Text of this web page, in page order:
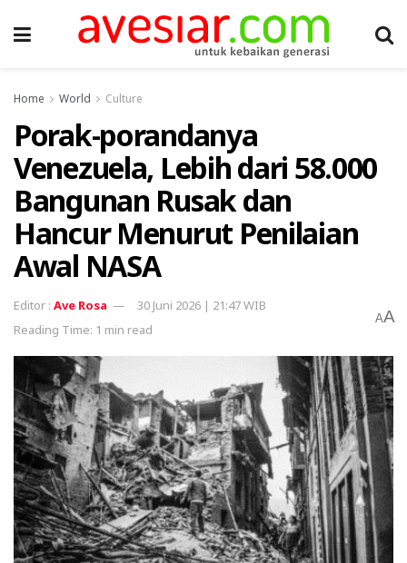
Home World Culture
Porak-porandanya
Venezuela, Lebih dari 58.000
Bangunan Rusak dan
Hancur Menurut Penilaian
Awal NASA
Ave Rosa
30 Juni 2026 | 21:47 WIB
Reading Time: 1 min read
AA